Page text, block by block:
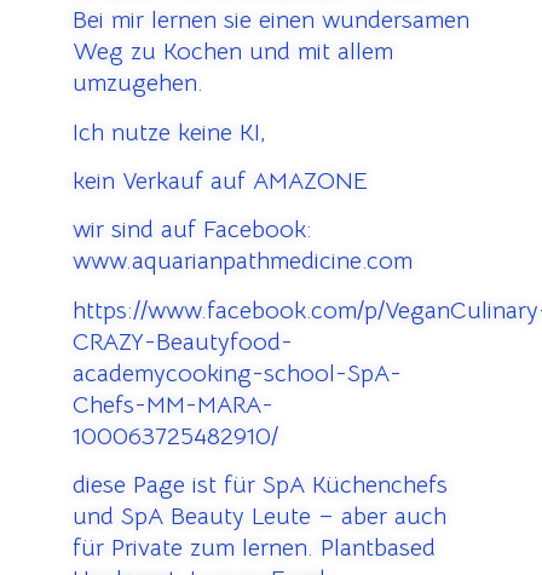
Bei mir lernen sie einen wundersamen
Weg zu Kochen und mit allem
umzugehen.
Ich nutze keine KI,
kein Verkauf auf AMAZONE
wir sind auf Facebook:
www.aquarianpathmedicine.com
https://www.facebook.com/p/
CRAZY-Beautyfood-
academycooking-school-SpA-
Chefs-MM-MARA-
100063725482910/
diese Page ist für SpA Küchenchefs
und SpA Beauty Leute – aber auch
für Private zum lernen. Plantbased